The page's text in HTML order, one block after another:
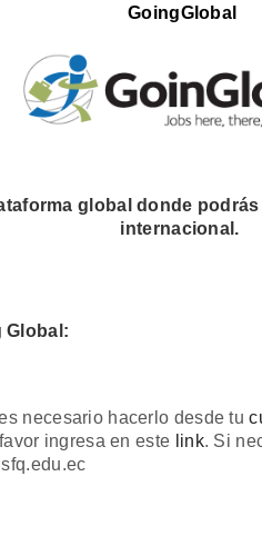
GoingGlobal
global donde
internacional.
Global:
necesario hacerlo desde tu
ingresa en este link. Si